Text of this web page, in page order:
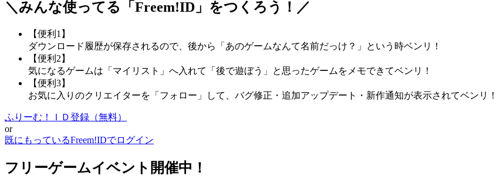
＼みんな使ってる「 Freem!ID 」をつくろう！／
【便利1】
ダウンロード履歴が保存されるので、後から「あのゲームなんて名前だっけ？」という時ベンリ！
【便利2】
気になるゲームは「マイリスト」へ入れて「後で遊ぼう」と思ったゲームをメモできてベンリ！
【便利3】
お気に入りのクリエイターを「フォロー」して、バグ修正・追加アップデート・新作通知が表示されてベンリ！
ふりーむ！ＩＤ登録（無料）
or
既にもっているFreem!IDでログイン
フリーゲームイベント開催中！